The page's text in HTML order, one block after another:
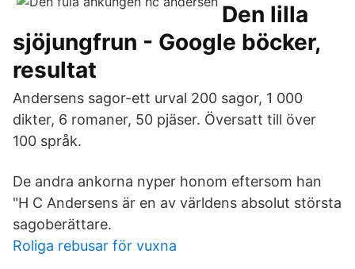
Den lilla
sjöjungfrun - Google böcker,
resultat
Andersens sagor-ett urval 200 sagor, 1 000
dikter, 6 romaner, 50 pjäser. Översatt till över
100 språk.
De andra ankorna nyper honom eftersom han
"H C Andersens är en av världens absolut största
sagoberättare.
Roliga rebusar för vuxna